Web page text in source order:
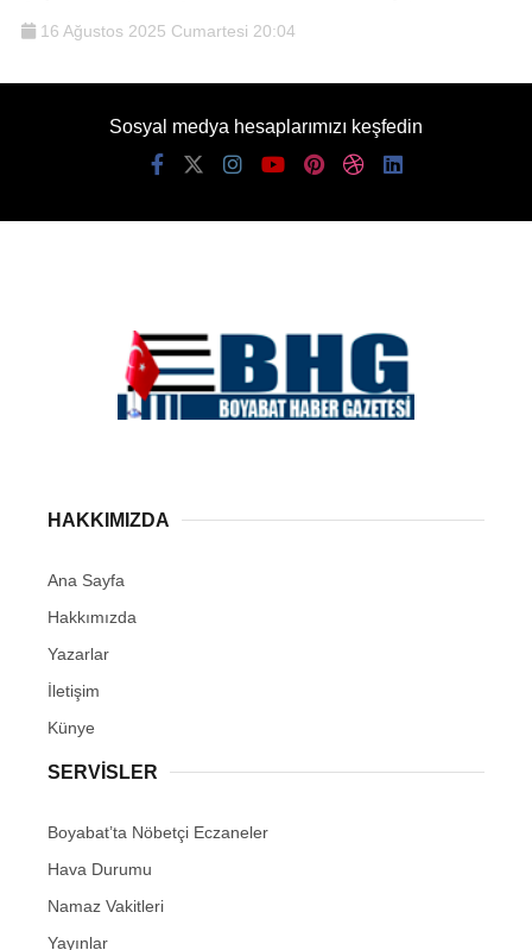
16 Ağustos 2025 Cumartesi 20:04
Sosyal medya hesaplarımızı keşfedin
HAKKIMIZDA
Ana Sayfa
Hakkımızda
Yazarlar
İletişim
Künye
SERVISLER
Boyabat’ta Nöbetçi Eczaneler
Hava Durumu
Namaz Vakitleri
Yayınlar